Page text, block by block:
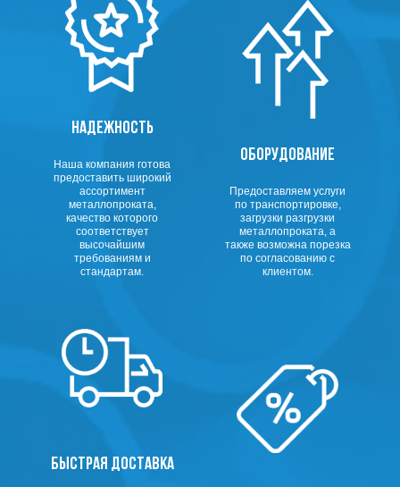
НАДЕЖНОСТЬ
Наша компания готова
предоставить широкий
ассортимент
металлопроката,
качество которого
соответствует
высочайшим
требованиям и
стандартам.
ОБОРУДОВАНИЕ
Предоставляем услуги
по транспортировке,
загрузки разгрузки
металлопроката, а
также возможна порезка
по согласованию с
клиентом.
БЫСТРАЯ ДОСТАВКА